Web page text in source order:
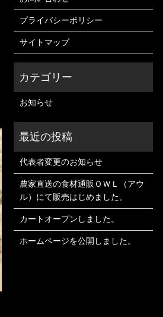
プライバシーポリシー
サイトマップ
お知らせ
代表者変更のお知らせ
農家直送の食材通販ＯＷＬ（アウ
ル）にて販売はじめました。
カートオープンしました。
ホームページを公開しました。